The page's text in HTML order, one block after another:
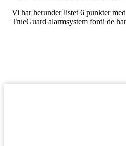
Vi har herunder listet 6 punkter
TrueGuard alarmsystem fordi de